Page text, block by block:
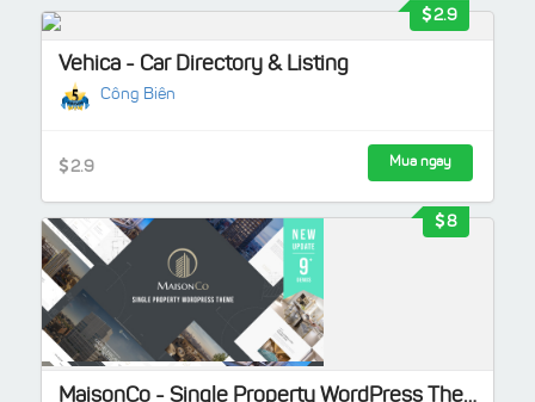
Vehica - Car Directory & Listing
Công Biên
2.9 Mua ngay
2.9
MaisonCo - Single Property WordPress Theme Theme bất động sản đẹp
8